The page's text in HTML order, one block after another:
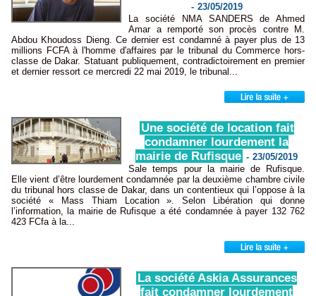
- 23/05/2019
La société NMA SANDERS de Ahmed
Amar a remporté son procès contre M.
Abdou Khoudoss Dieng. Ce dernier est condamné à payer plus de 13
millions FCFA à l'homme d'affaires par le tribunal du Commerce hors-
classe de Dakar. Statuant publiquement, contradictoirement en premier
et dernier ressort ce mercredi 22 mai 2019, le tribunal...
Une société de location fait
condamner lourdement la
mairie de Rufisque - 23/05/2019
Sale temps pour la mairie de Rufisque.
Elle vient d’être lourdement condamnée par la deuxième chambre civile
du tribunal hors classe de Dakar, dans un contentieux qui l’oppose à la
société « Mass Thiam Location ». Selon Libération qui donne
l’information, la mairie de Rufisque a été condamnée à payer 132 762
423 FCfa à la...
La société Askia Assurances
fait condamner lourdement